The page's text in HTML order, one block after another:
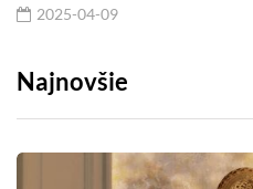
2025-04-09
Najnovšie